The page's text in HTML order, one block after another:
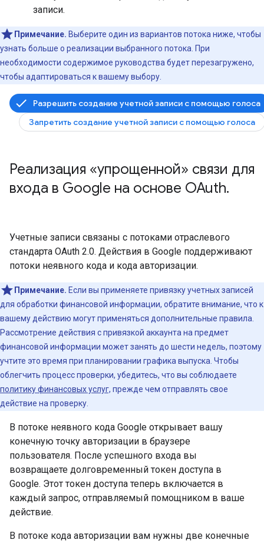
записи.
Примечание. Выберите один из вариантов потока ниже, чтобы
узнать больше о реализации выбранного потока. При
необходимости содержимое руководства будет перезагружено,
чтобы адаптироваться к вашему выбору.
Разрешить создание учетной записи с помощью голоса
Запретить создание учетной записи с помощью голоса
Реализация «упрощенной» связи для
входа в Google на основе OAuth.
Учетные записи связаны с потоками отраслевого
стандарта OAuth 2.0. Действия в Google поддерживают
потоки неявного кода и кода авторизации.
Примечание. Если вы применяете привязку учетных записей
для обработки финансовой информации, обратите внимание, что к
вашему действию могут применяться дополнительные правила.
Рассмотрение действия с привязкой аккаунта на предмет
финансовой информации может занять до шести недель, поэтому
учтите это время при планировании графика выпуска. Чтобы
облегчить процесс проверки, убедитесь, что вы соблюдаете
политику финансовых услуг, прежде чем отправлять свое
действие на проверку.
В потоке неявного кода Google открывает вашу
конечную точку авторизации в браузере
пользователя. После успешного входа вы
возвращаете долговременный токен доступа в
Google. Этот токен доступа теперь включается в
каждый запрос, отправляемый помощником в ваше
действие.
В потоке кода авторизации вам нужны две конечные